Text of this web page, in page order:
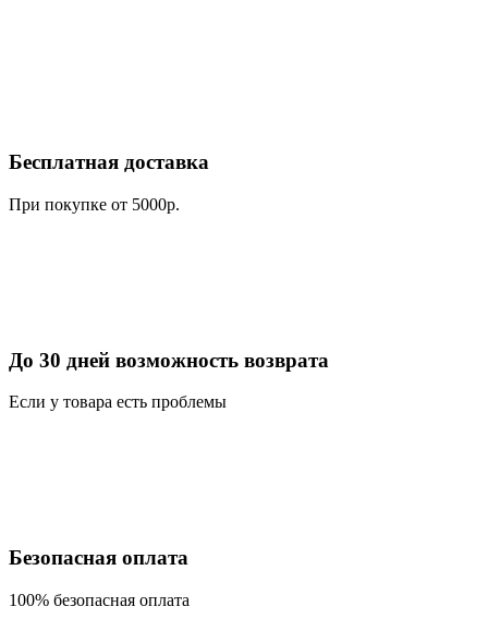
Бесплатная доставка
При покупке от 5000р.
До 30 дней возможность возврата
Если у товара есть проблемы
Безопасная оплата
100% безопасная оплата